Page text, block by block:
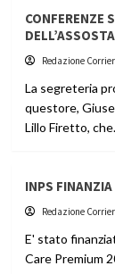
CONFERENZE
Redazione
La segreteria
questore,
Lillo Firetto,
INPS
Redazione
E' stato
Care Premium